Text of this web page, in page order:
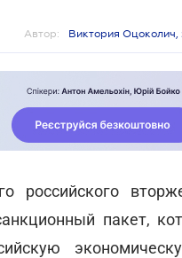
Автор: Виктория Оцоколич,
российского
пакет,